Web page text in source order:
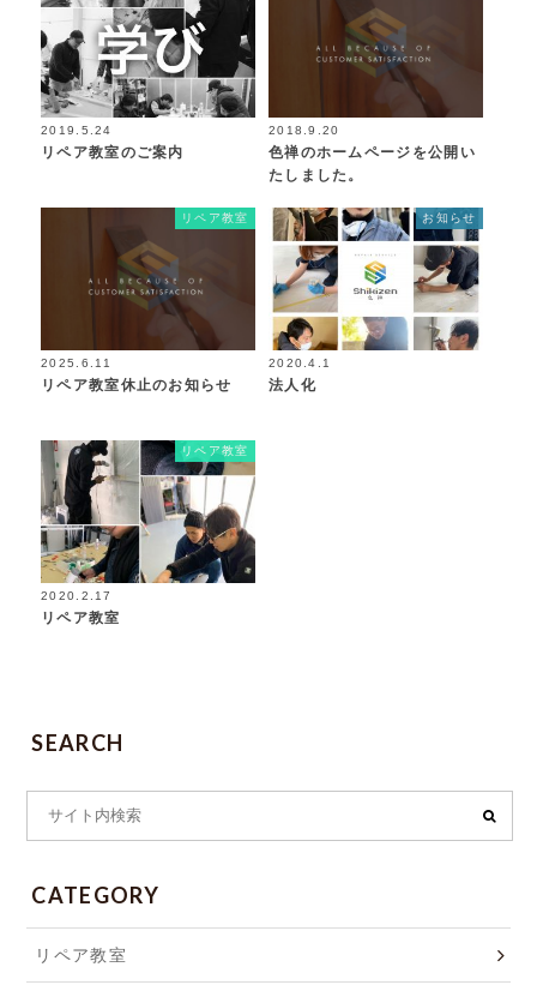
2019.5.24
リペア教室のご案内
2018.9.20
色禅のホームページを公開い
たしました。
リペア教室
2025.6.11
リペア教室休止のお知らせ
お知らせ
2020.4.1
法人化
リペア教室
2020.2.17
リペア教室
SEARCH
CATEGORY
リペア教室